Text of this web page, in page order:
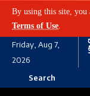
By using this site, you
Terms of Use
Friday, Aug 7,
2026
Search